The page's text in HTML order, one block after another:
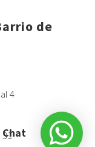
de
4
31
Chat